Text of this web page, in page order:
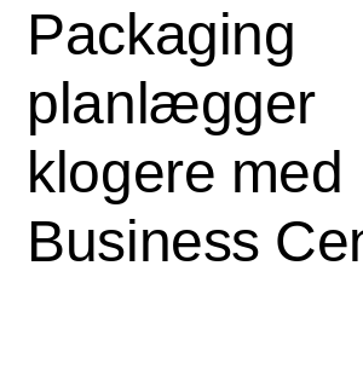
Packaging
planlægger
klogere med
Business